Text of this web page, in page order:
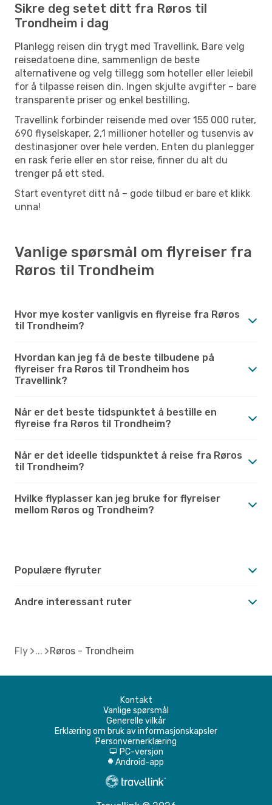
Sikre deg setet ditt fra Røros til
Trondheim i dag
Planlegg reisen din trygt med Travellink. Bare velg
reisedatoene dine, sammenlign de beste
alternativene og velg tillegg som hoteller eller leiebil
for å tilpasse reisen din. Ingen skjulte avgifter – bare
transparente priser og enkel bestilling.
Travellink forbinder reisende med over 155 000 ruter,
690 flyselskaper, 2,1 millioner hoteller og tusenvis av
destinasjoner over hele verden. Enten du planlegger
en rask ferie eller en stor reise, finner du alt du
trenger på ett sted.
Start eventyret ditt nå – gode tilbud er bare et klikk
unna!
Vanlige spørsmål om flyreiser fra
Røros til Trondheim
Hvor mye koster vanligvis en flyreise fra Røros
til Trondheim?
Hvordan kan jeg få de beste tilbudene på
flyreiser fra Røros til Trondheim hos
Travellink?
Når er det beste tidspunktet å bestille en
flyreise fra Røros til Trondheim?
Når er det ideelle tidspunktet å reise fra Røros
til Trondheim?
Hvilke flyplasser kan jeg bruke for flyreiser
mellom Røros og Trondheim?
Populære flyruter
Andre interessant ruter
Fly Røros - Trondheim
Kontakt
Vanlige spørsmål
Generelle vilkår
Erklæring om bruk av informasjonskapsler
Personvernerklæring
d PC-versjon
A Android-app